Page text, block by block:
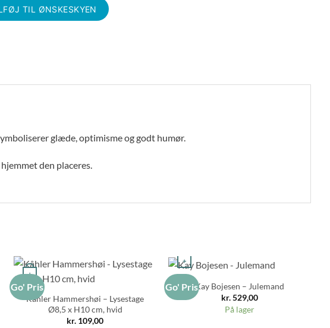
TIL ØNSKESKYEN
glæde, optimisme og godt humør.
den placeres.
Go' Pris
+
Kâhler Hammershøi – Lysestage
Ø8,5 x H10 cm, hvid
kr. 109,00
Go' Pris
+
Kay Bojesen – Julemand
kr.529,00
På lager